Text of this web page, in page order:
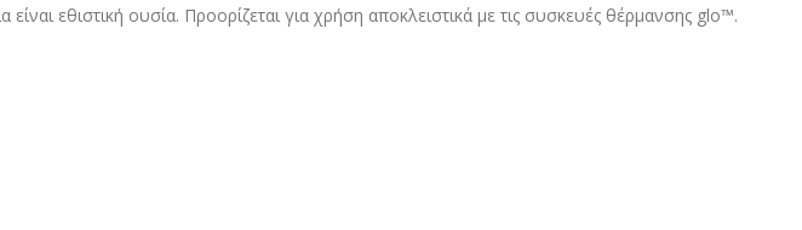
εθιστική ουσία. Προορίζεται για χρήση αποκλειστικά με τις συσκευές θέρμανσης glo™.